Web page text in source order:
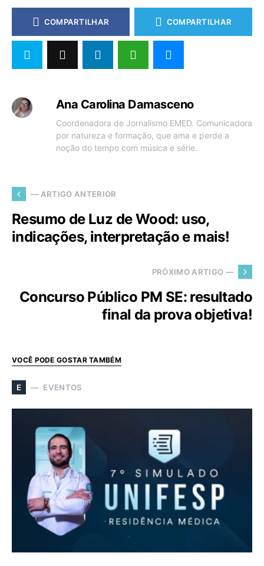
COMPARTILHAR COMPARTILHAR
Ana Carolina Damasceno
Coordenadora de Jornalismo EMED. Comunicadora
por natureza e formação, que ama e perde a
noção do tempo com música e série.
— ARTIGO ANTERIOR
Resumo de Luz de Wood: uso,
indicações, interpretação e mais!
PRÓXIMO ARTIGO —
Concurso Público PM SE: resultado
final da prova objetiva!
VOCÊ PODE GOSTAR TAMBÉM
E EVENTOS